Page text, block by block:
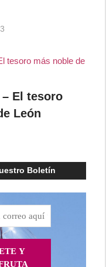
El tesoro
León
Boletín